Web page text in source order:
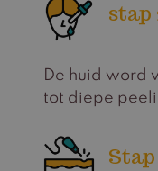
stap
De huid word
tot diepe
Stap